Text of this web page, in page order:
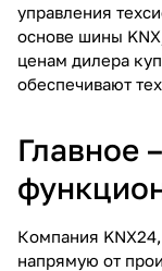
управления
основе шины
ценам дилера
обеспечивают
Главное
Компания
напрямую от